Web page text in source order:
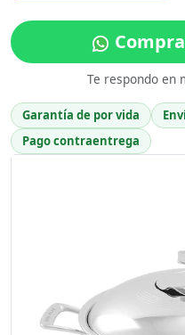
Te respondo en
Garantía de por vida
Pago contraentrega